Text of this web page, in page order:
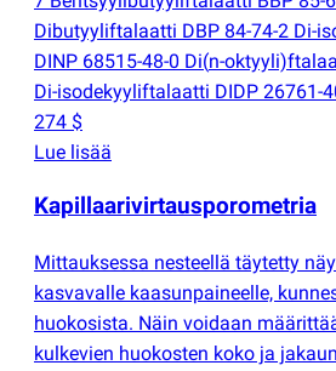
Dibutyyliftalaatti DBP 84-74-2 Di-
DINP 68515-48-0 Di(n-
Di-isodekyyliftalaatti DIDP 26761-
274 $
Lue lisää
Kapillaarivirtausporometria
Mittauksessa nesteellä täytetty
kasvavalle kaasunpaineelle,
huokosista. Näin voidaan
kulkevien huokosten koko ja